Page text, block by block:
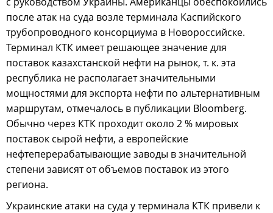
после атак на суда возле терминала Каспийского
трубопроводного консорциума в Новороссийске.
Терминал КТК имеет решающее значение для
поставок казахстанской нефти на рынок, т. к. эта
республика не располагает значительными
мощностями для экспорта нефти по альтернативным
маршрутам, отмечалось в публикации Bloomberg.
Обычно через КТК проходит около 2 % мировых
поставок сырой нефти, а европейские
нефтеперерабатывающие заводы в значительной
степени зависят от объемов поставок из этого
региона.
Украинские атаки на суда у терминала КТК привели к